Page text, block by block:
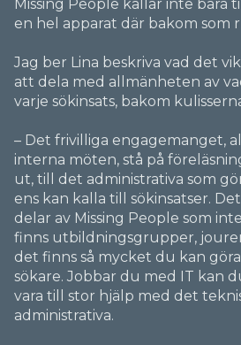
Missing People kallar inte bara
en hel apparat där bakom som
Jag ber Lina beskriva vad det
att dela med allmänheten av
varje sökinsats, bakom
– Det frivilliga engagemanget,
interna möten, stå på
ut, till det administrativa som
ens kan kalla till sökinsatser.
delar av Missing People som
finns utbildningsgrupper,
det finns så mycket du kan
sökare. Jobbar du med IT kan
vara till stor hjälp med det
administrativa.